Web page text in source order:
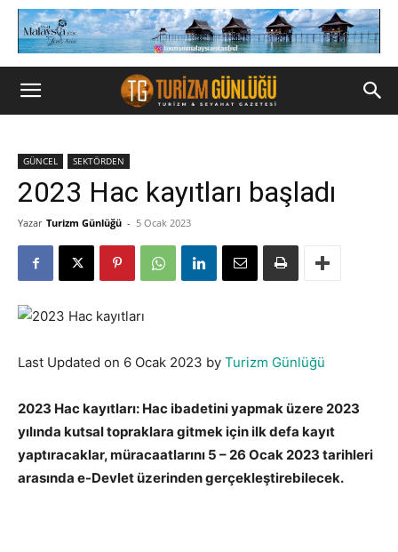
GÜNCEL SEKTÖRDEN
2023 Hac kayıtları başladı
Yazar Turizm Günlüğü - 5 Ocak 2023
Last Updated on 6 Ocak 2023 by Turizm Günlüğü
2023 Hac kayıtları: Hac ibadetini yapmak üzere 2023
yılında kutsal topraklara gitmek için ilk defa kayıt
yaptıracaklar, müracaatlarını 5 – 26 Ocak 2023 tarihleri
arasında e-Devlet üzerinden gerçekleştirebilecek.